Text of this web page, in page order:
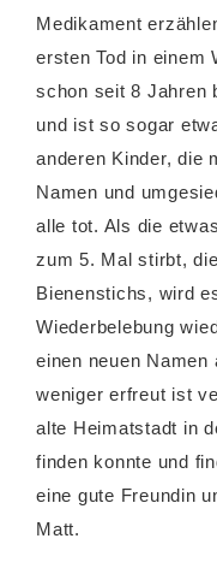
Medikament
ersten Tod in einem
schon seit 8 Jahren
und ist so sogar
anderen Kinder, die
Namen und
alle tot. Als die
zum 5. Mal stirbt,
Bienenstichs, wird
Wiederbelebung
einen neuen
weniger erfreut ist
alte Heimatstadt in
finden konnte und
eine gute Freundin
Matt.